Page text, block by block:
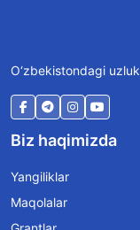
O‘zbekistondagi
Biz haqimizda
Yangiliklar
Maqolalar